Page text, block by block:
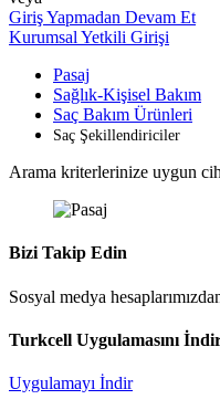
Giriş Yapmadan Devam Et
Kurumsal Yetkili Girişi
Pasaj
Sağlık-Kişisel Bakım
Saç Bakım Ürünleri
Saç Şekillendiriciler
Arama kriterlerinize uygun
Bizi Takip Edin
Sosyal medya
Turkcell Uygulamasını
Uygulamayı İndir